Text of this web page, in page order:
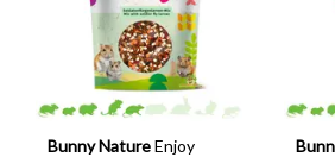
Bunny Nature Enjoy